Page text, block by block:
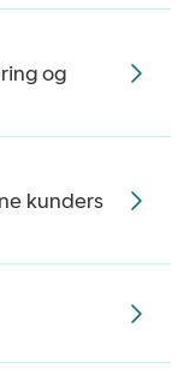
og
kunders